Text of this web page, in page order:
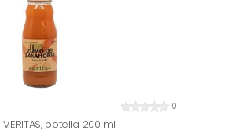
0
botella 200 ml